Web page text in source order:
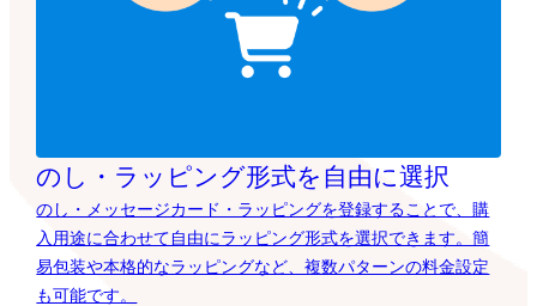
のし・ラッピング形式を自由に選択
のし・メッセージカード・ラッピングを登録することで、購
入用途に合わせて自由にラッピング形式を選択できます。簡
易包装や本格的なラッピングなど、複数パターンの料金設定
も可能です。